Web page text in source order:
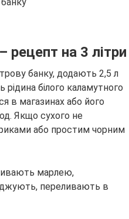
рецепт на 3 літри
банку, додають 2,5 л
білого каламутного
в магазинах або його
Якщо сухого не
або простим чорним
марлею,
переливають в